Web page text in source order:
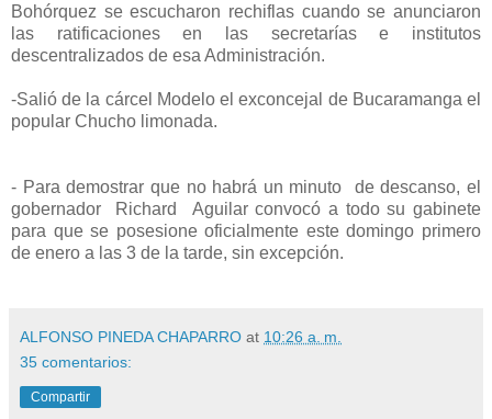
Bohórquez se escucharon rechiflas cuando se anunciaron
las ratificaciones en las secretarías e institutos
descentralizados de esa Administración.
-Salió de la cárcel Modelo el exconcejal de Bucaramanga el
popular Chucho limonada.
- Para demostrar que no habrá un minuto de descanso, el
gobernador Richard Aguilar convocó a todo su gabinete
para que se posesione oficialmente este domingo primero
de enero a las 3 de la tarde, sin excepción.
ALFONSO PINEDA CHAPARRO at 10:26 a. m.
35 comentarios:
Compartir